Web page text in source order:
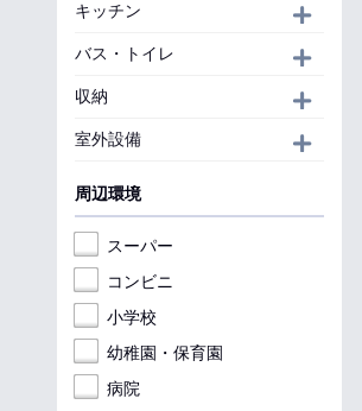
キッチン
バス・トイレ
収納
室外設備
周辺環境
スーパー
コンビニ
小学校
幼稚園・保育園
病院